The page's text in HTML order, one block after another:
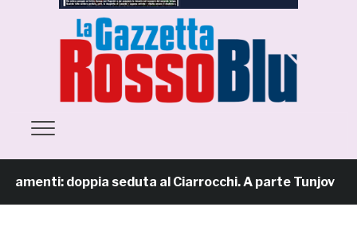
doppia seduta al Ciarrocchi. A parte Tunjov